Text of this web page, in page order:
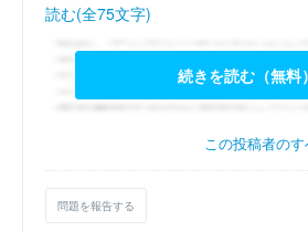
読む(全75文字)
続きを読む（無料）
この投稿者の
問題を報告する